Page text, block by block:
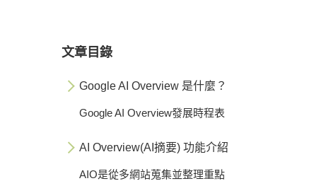
文章目錄
Google AI Overview 是什麼？
Google AI Overview發展時程表
AI Overview(AI摘要) 功能介紹
AIO是從多網站蒐集並整理重點